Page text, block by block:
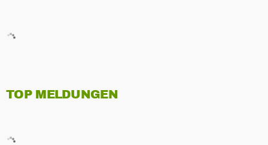
TOP MELDUNGEN